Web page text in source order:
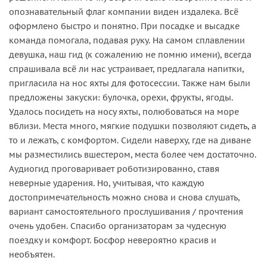
опознавательный флаг компании виден издалека. Всё
оформлено быстро и понятно. При посадке и высадке
команда помогала, подавая руку. На самом сплавлении
девушка, наш гид (к сожалению не помню имени), всегда
спрашивала всё ли нас устраивает, предлагала напитки,
пригласила на нос яхты для фотосессии. Также нам были
предложены закуски: булочка, орехи, фрукты, ягоды.
Удалось посидеть на носу яхты, полюбоваться на море
вблизи. Места много, мягкие подушки позволяют сидеть, а
то и лежать, с комфортом. Сидели наверху, где на диване
мы разместились вшестером, места более чем достаточно.
Аудиогид проговаривает роботизированно, ставя
неверные ударения. Но, учитывая, что каждую
достопримечательность можно снова и снова слушать,
вариант самостоятельного прослушивания / прочтения
очень удобен. Спасибо организаторам за чудесную
поездку и комфорт. Босфор невероятно красив и
необъятен.